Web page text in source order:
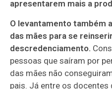
apresentarem mais a
O levantamento também
das mães para se
descredenciamento.
pessoas que saíram por
das mães não
pais. Já entre os docentes